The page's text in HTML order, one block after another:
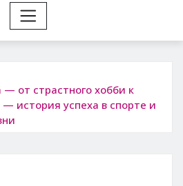
— от страстного хобби к
история успеха в спорте и